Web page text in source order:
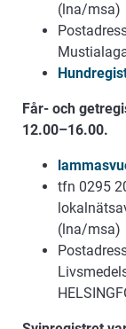
(lna/msa)
Får- och
12.00–16.00.
tfn 0295
(lna/msa)